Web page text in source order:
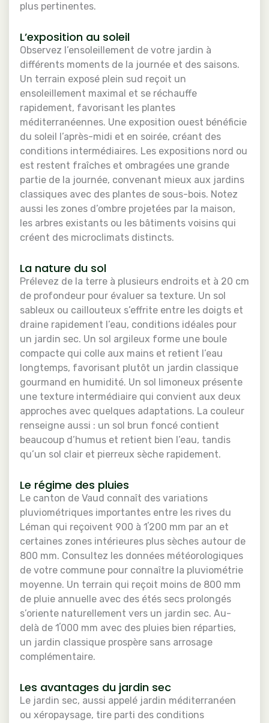
plus pertinentes.
L’exposition au soleil
Observez l’ensoleillement de votre jardin à
différents moments de la journée et des saisons.
Un terrain exposé plein sud reçoit un
ensoleillement maximal et se réchauffe
rapidement, favorisant les plantes
méditerranéennes. Une exposition ouest bénéficie
du soleil l’après-midi et en soirée, créant des
conditions intermédiaires. Les expositions nord ou
est restent fraîches et ombragées une grande
partie de la journée, convenant mieux aux jardins
classiques avec des plantes de sous-bois. Notez
aussi les zones d’ombre projetées par la maison,
les arbres existants ou les bâtiments voisins qui
créent des microclimats distincts.
La nature du sol
Prélevez de la terre à plusieurs endroits et à 20 cm
de profondeur pour évaluer sa texture. Un sol
sableux ou caillouteux s’effrite entre les doigts et
draine rapidement l’eau, conditions idéales pour
un jardin sec. Un sol argileux forme une boule
compacte qui colle aux mains et retient l’eau
longtemps, favorisant plutôt un jardin classique
gourmand en humidité. Un sol limoneux présente
une texture intermédiaire qui convient aux deux
approches avec quelques adaptations. La couleur
renseigne aussi : un sol brun foncé contient
beaucoup d’humus et retient bien l’eau, tandis
qu’un sol clair et pierreux sèche rapidement.
Le régime des pluies
Le canton de Vaud connaît des variations
pluviométriques importantes entre les rives du
Léman qui reçoivent 900 à 1ʼ200 mm par an et
certaines zones intérieures plus sèches autour de
800 mm. Consultez les données météorologiques
de votre commune pour connaître la pluviométrie
moyenne. Un terrain qui reçoit moins de 800 mm
de pluie annuelle avec des étés secs prolongés
s’oriente naturellement vers un jardin sec. Au-
delà de 1ʼ000 mm avec des pluies bien réparties,
un jardin classique prospère sans arrosage
complémentaire.
Les avantages du jardin sec
Le jardin sec, aussi appelé jardin méditerranéen
ou xéropaysage, tire parti des conditions